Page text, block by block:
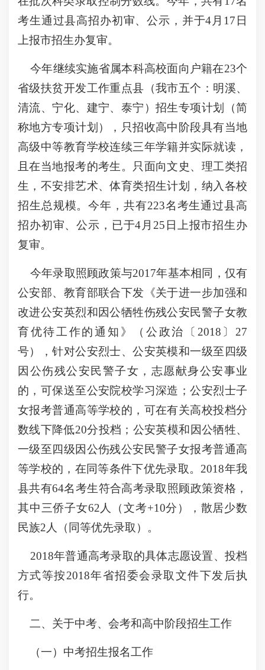
考生通过县高招办初审、公示，并于4月17日
上报市招生办复审。
今年继续实施省属本科高校面向户籍在23个
省级扶贫开发工作重点县（我市五个：明溪、
清流、宁化、建宁、泰宁）招生专项计划（简
称地方专项计划），只招收高中阶段具有当地
高级中等教育学校连续三年学籍并实际就读，
且在当地报考的考生。只面向文史、理工类招
生，不安排艺术、体育类招生计划，纳入各校
招生总规模。今年，共有223名考生通过县高
招办初审、公示，已于4月25日上报市招生办
复审。
今年录取照顾政策与2017年基本相同，仅有
公安部、教育部联合下发《关于进一步加强和
改进公安英烈和因公牺牲伤残公安民警子女教
育优待工作的通知》（公政治〔2018〕27
号），针对公安烈士、公安英模和一级至四级
因公伤残公安民警子女，志愿献身公安事业
的，可保送至公安院校学习深造；公安烈士子
女报考普通高等学校的，可在有关高校投档分
数线下降低20分投档；公安英模和因公牺牲、
一级至四级因公伤残公安民警子女报考普通高
等学校的，在同等条件下优先录取。2018年我
县共有64名考生符合高考录取照顾政策资格，
其中三侨子女62人（文考+10分），散居少数
民族2人（同等优先录取）。
2018年普通高考录取的具体志愿设置、投档
方式等按2018年省招委会录取文件下发后执
行。
二、关于中考、会考和高中阶段招生工作
（一）中考招生报名工作